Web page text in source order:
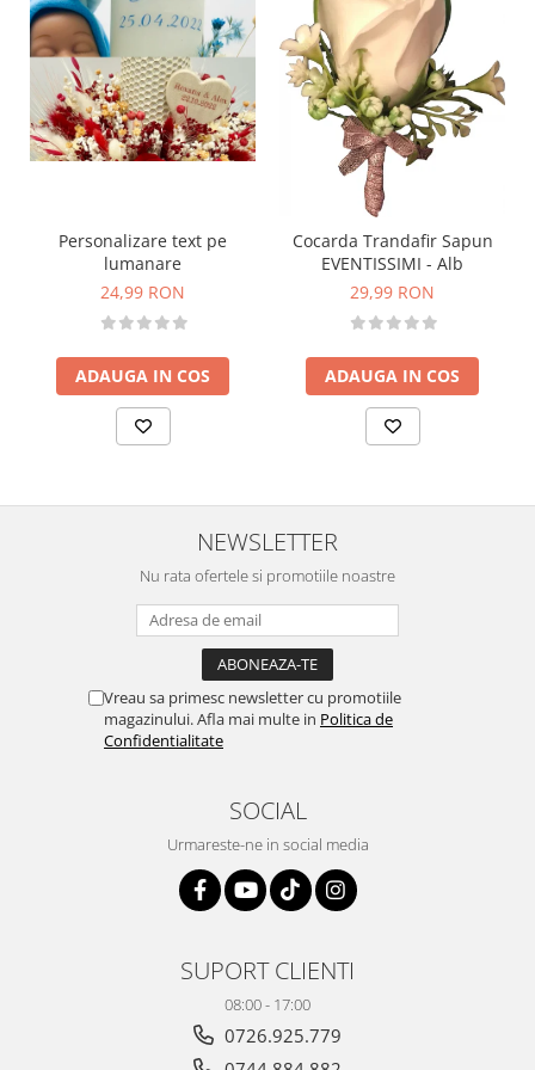
Personalizare text pe
lumanare
24,99 RON
ADAUGA IN COS
Cocarda Trandafir Sapun
EVENTISSIMI - Alb
29,99 RON
ADAUGA IN COS
NEWSLETTER
Nu rata ofertele si promotiile noastre
Vreau sa primesc newsletter cu promotiile
magazinului. Afla mai multe in Politica de
Confidentialitate
SOCIAL
Urmareste-ne in social media
SUPORT CLIENTI
08:00 - 17:00
0726.925.779